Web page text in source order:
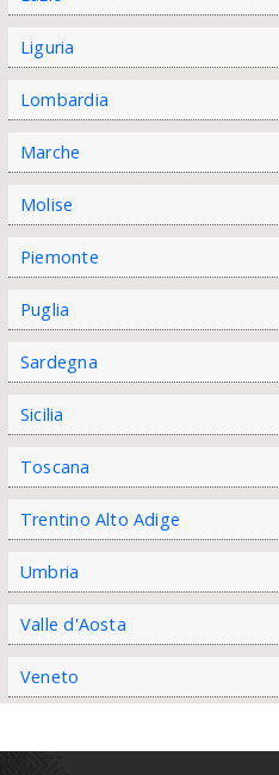
Liguria
Lombardia
Marche
Molise
Piemonte
Puglia
Sardegna
Sicilia
Toscana
Trentino Alto Adige
Umbria
Valle d'Aosta
Veneto